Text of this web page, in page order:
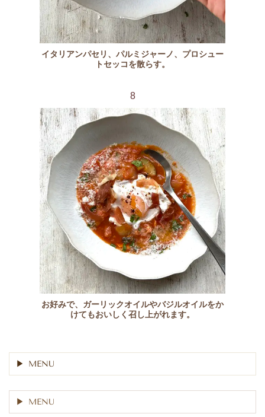
イタリアンパセリ、パルミジャーノ、プロシュー
トセッコを散らす。
8
お好みで、ガーリックオイルやバジルオイルをか
けてもおいしく召し上がれます。
MENU
MENU